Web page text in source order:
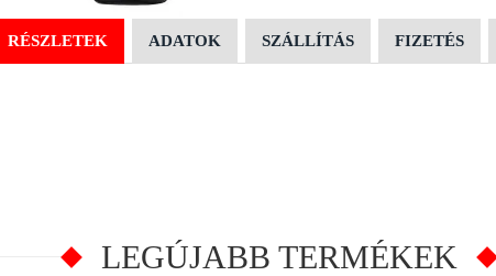
RÉSZLETEK ADATOK SZÁLLÍTÁS FIZETÉS
LEGÚJABB TERMÉKEK